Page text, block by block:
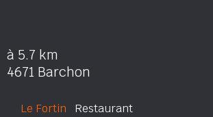
à 5.7 km
4671 Barchon
Le Fortin Restaurant